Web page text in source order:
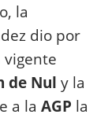
la
dio por
de Nul y la
a laAGP la